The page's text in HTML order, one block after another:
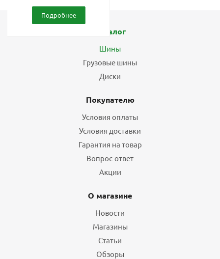
Подробнее
Каталог
Шины
Грузовые шины
Диски
Покупателю
Условия оплаты
Условия доставки
Гарантия на товар
Вопрос-ответ
Акции
О магазине
Новости
Магазины
Статьи
Обзоры